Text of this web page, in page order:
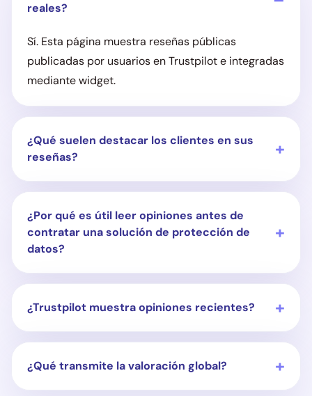
reales?
Sí. Esta página muestra reseñas públicas
publicadas por usuarios en Trustpilot e integradas
mediante widget.
¿Qué suelen destacar los clientes en sus
reseñas?
¿Por qué es útil leer opiniones antes de
contratar una solución de protección de
datos?
¿Trustpilot muestra opiniones recientes?
¿Qué transmite la valoración global?